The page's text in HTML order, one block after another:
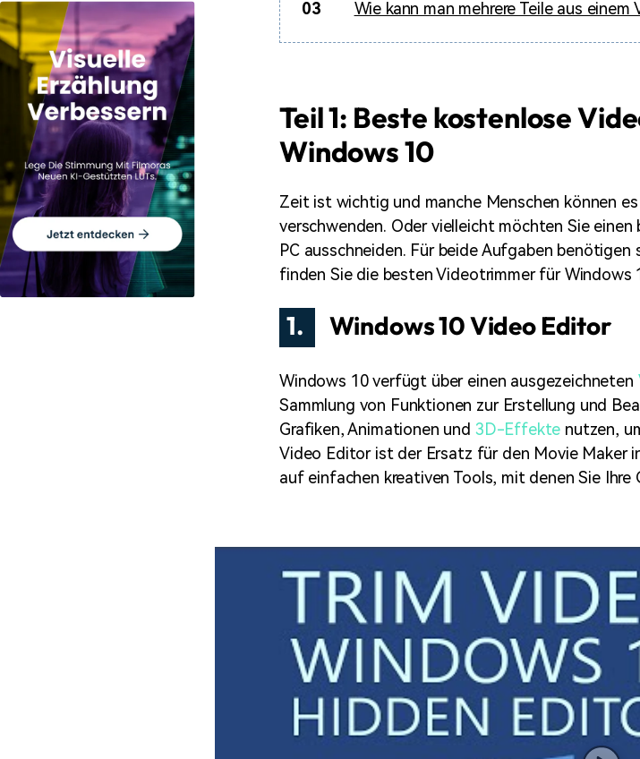
03 Wie kann man mehrere Teile aus einem
Teil 1: Beste kostenlose
Windows 10
Zeit ist wichtig und manche Menschen können
verschwenden. Oder vielleicht möchten Sie
PC ausschneiden. Für beide Aufgaben benötigen
finden Sie die besten Videotrimmer für Windows
1. Windows 10 Video Editor
Windows 10 verfügt über einen ausgezeichneten
Sammlung von Funktionen zur Erstellung und
Grafiken, Animationen und 3D-Effekte nutzen,
Video Editor ist der Ersatz für den Movie Maker
auf einfachen kreativen Tools, mit denen Sie Ihre